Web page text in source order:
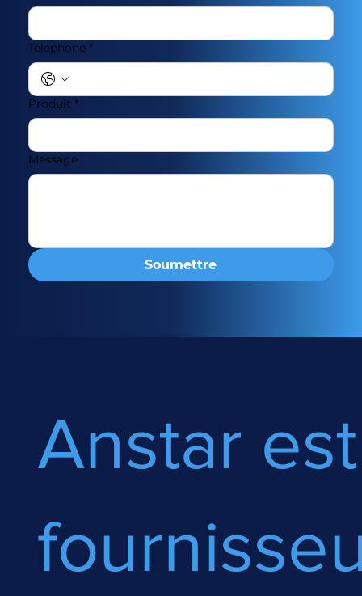
Téléphone *
Produit *
Message
Soumettre
Anstar